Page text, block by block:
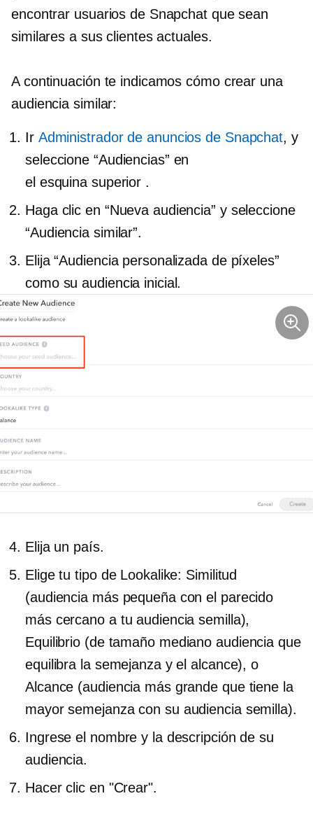
encontrar usuarios de Snapchat que sean
similares a sus clientes actuales.
A continuación te indicamos cómo crear una
audiencia similar:
Ir Administrador de anuncios de Snapchat, y
seleccione “Audiencias” en
el esquina superior .
Haga clic en “Nueva audiencia” y seleccione
“Audiencia similar”.
Elija “Audiencia personalizada de píxeles”
como su audiencia inicial.
Elija un país.
Elige tu tipo de Lookalike: Similitud
(audiencia más pequeña con el parecido
más cercano a tu audiencia semilla),
Equilibrio (de tamaño mediano audiencia que
equilibra la semejanza y el alcance), o
Alcance (audiencia más grande que tiene la
mayor semejanza con su audiencia semilla).
Ingrese el nombre y la descripción de su
audiencia.
Hacer clic en "Crear".